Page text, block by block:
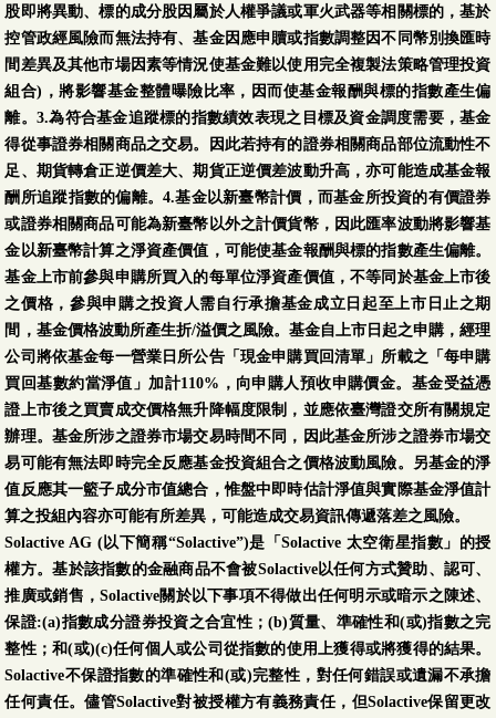
股即將異動、標的成分股因屬於人權爭議或軍火武器等相關標的，基於
控管政經風險而無法持有、基金因應申贖或指數調整因不同幣別換匯時
間差異及其他市場因素等情況使基金難以使用完全複製法策略管理投資
組合)，將影響基金整體曝險比率，因而使基金報酬與標的指數產生偏
離。3.為符合基金追蹤標的指數績效表現之目標及資金調度需要，基金
得從事證券相關商品之交易。因此若持有的證券相關商品部位流動性不
足、期貨轉倉正逆價差大、期貨正逆價差波動升高，亦可能造成基金報
酬所追蹤指數的偏離。4.基金以新臺幣計價，而基金所投資的有價證券
或證券相關商品可能為新臺幣以外之計價貨幣，因此匯率波動將影響基
金以新臺幣計算之淨資產價值，可能使基金報酬與標的指數產生偏離。
基金上市前參與申購所買入的每單位淨資產價值，不等同於基金上市後
之價格，參與申購之投資人需自行承擔基金成立日起至上市日止之期
間，基金價格波動所產生折/溢價之風險。基金自上市日起之申購，經理
公司將依基金每一營業日所公告「現金申購買回清單」所載之「每申購
買回基數約當淨值」加計110%，向申購人預收申購價金。基金受益憑
證上市後之買賣成交價格無升降幅度限制，並應依臺灣證交所有關規定
辦理。基金所涉之證券市場交易時間不同，因此基金所涉之證券市場交
易可能有無法即時完全反應基金投資組合之價格波動風險。另基金的淨
值反應其一籃子成分市值總合，惟盤中即時估計淨值與實際基金淨值計
算之投組內容亦可能有所差異，可能造成交易資訊傳遞落差之風險。
Solactive AG (以下簡稱“Solactive”)是「Solactive 太空衛星指數」的授
權方。基於該指數的金融商品不會被Solactive以任何方式贊助、認可、
推廣或銷售，Solactive關於以下事項不得做出任何明示或暗示之陳述、
保證:(a)指數成分證券投資之合宜性；(b)質量、準確性和(或)指數之完
整性；和(或)(c)任何個人或公司從指數的使用上獲得或將獲得的結果。
Solactive不保證指數的準確性和(或)完整性，對任何錯誤或遺漏不承擔
任何責任。儘管Solactive對被授權方有義務責任，但Solactive保留更改